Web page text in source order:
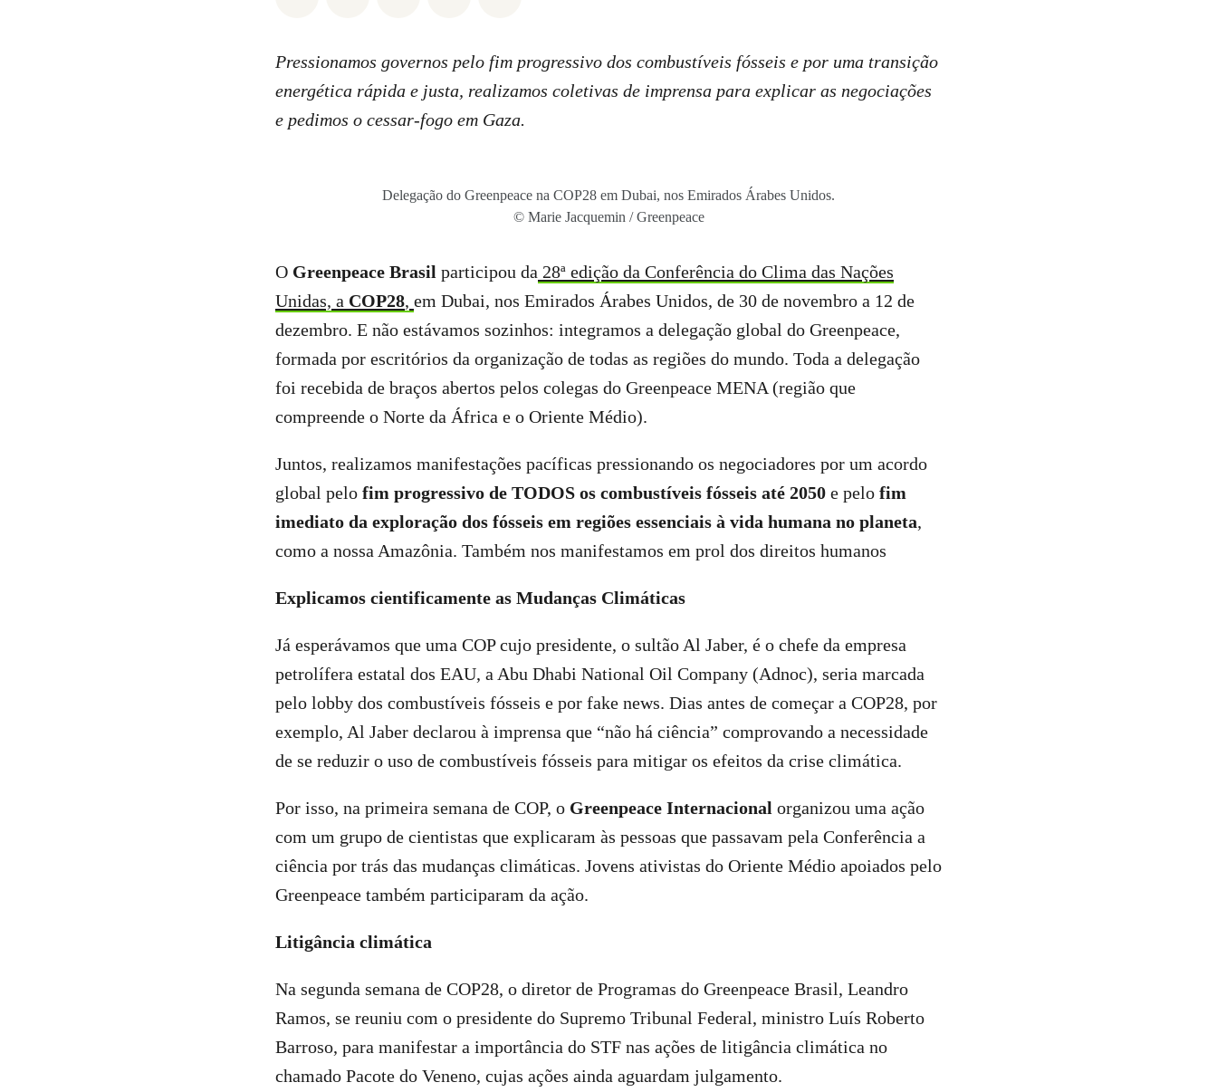
Pressionamos governos pelo fim progressivo dos combustíveis fósseis e por uma transição
energética rápida e justa, realizamos coletivas de imprensa para explicar as negociações
e pedimos o cessar-fogo em Gaza.
Delegação do Greenpeace na COP28 em Dubai, nos Emirados Árabes Unidos.
© Marie Jacquemin / Greenpeace
O Greenpeace Brasil participou da 28ª edição da Conferência do Clima das Nações
Unidas, a COP28, em Dubai, nos Emirados Árabes Unidos, de 30 de novembro a 12 de
dezembro. E não estávamos sozinhos: integramos a delegação global do Greenpeace,
formada por escritórios da organização de todas as regiões do mundo. Toda a delegação
foi recebida de braços abertos pelos colegas do Greenpeace MENA (região que
compreende o Norte da África e o Oriente Médio).
Juntos, realizamos manifestações pacíficas pressionando os negociadores por um acordo
global pelo fim progressivo de TODOS os combustíveis fósseis até 2050 e pelo fim
imediato da exploração dos fósseis em regiões essenciais à vida humana no planeta,
como a nossa Amazônia. Também nos manifestamos em prol dos direitos humanos
Explicamos cientificamente as Mudanças Climáticas
Já esperávamos que uma COP cujo presidente, o sultão Al Jaber, é o chefe da empresa
petrolífera estatal dos EAU, a Abu Dhabi National Oil Company (Adnoc), seria marcada
pelo lobby dos combustíveis fósseis e por fake news. Dias antes de começar a COP28, por
exemplo, Al Jaber declarou à imprensa que “não há ciência” comprovando a necessidade
de se reduzir o uso de combustíveis fósseis para mitigar os efeitos da crise climática.
Por isso, na primeira semana de COP, o Greenpeace Internacional organizou uma ação
com um grupo de cientistas que explicaram às pessoas que passavam pela Conferência a
ciência por trás das mudanças climáticas. Jovens ativistas do Oriente Médio apoiados pelo
Greenpeace também participaram da ação.
Litigância climática
Na segunda semana de COP28, o diretor de Programas do Greenpeace Brasil, Leandro
Ramos, se reuniu com o presidente do Supremo Tribunal Federal, ministro Luís Roberto
Barroso, para manifestar a importância do STF nas ações de litigância climática no
chamado Pacote do Veneno, cujas ações ainda aguardam julgamento.